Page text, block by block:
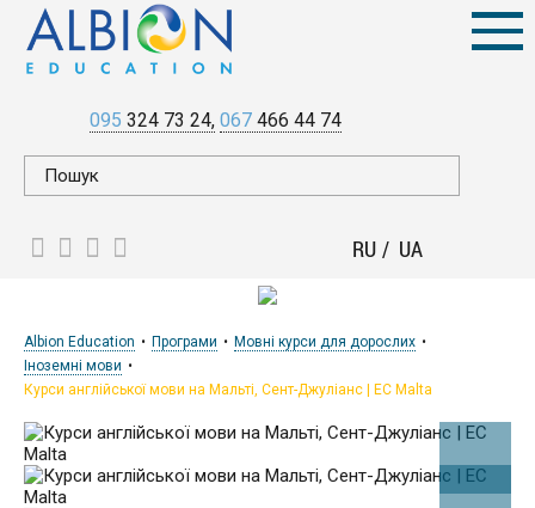
095 324 73 24 067 466 44 74
RU UA
Albion Education Програми
Мовні курси для дорослих
Іноземні мови
Курси англійської мови на Мальті, Сент-Джуліанс | EC Malta